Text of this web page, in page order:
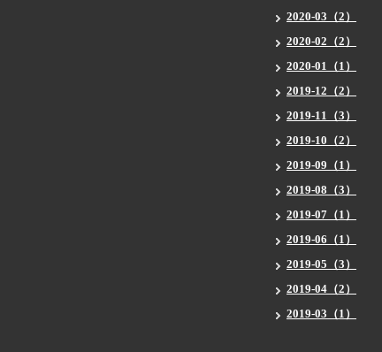
2020-03（2）
2020-02（2）
2020-01（1）
2019-12（2）
2019-11（3）
2019-10（2）
2019-09（1）
2019-08（3）
2019-07（1）
2019-06（1）
2019-05（3）
2019-04（2）
2019-03（1）